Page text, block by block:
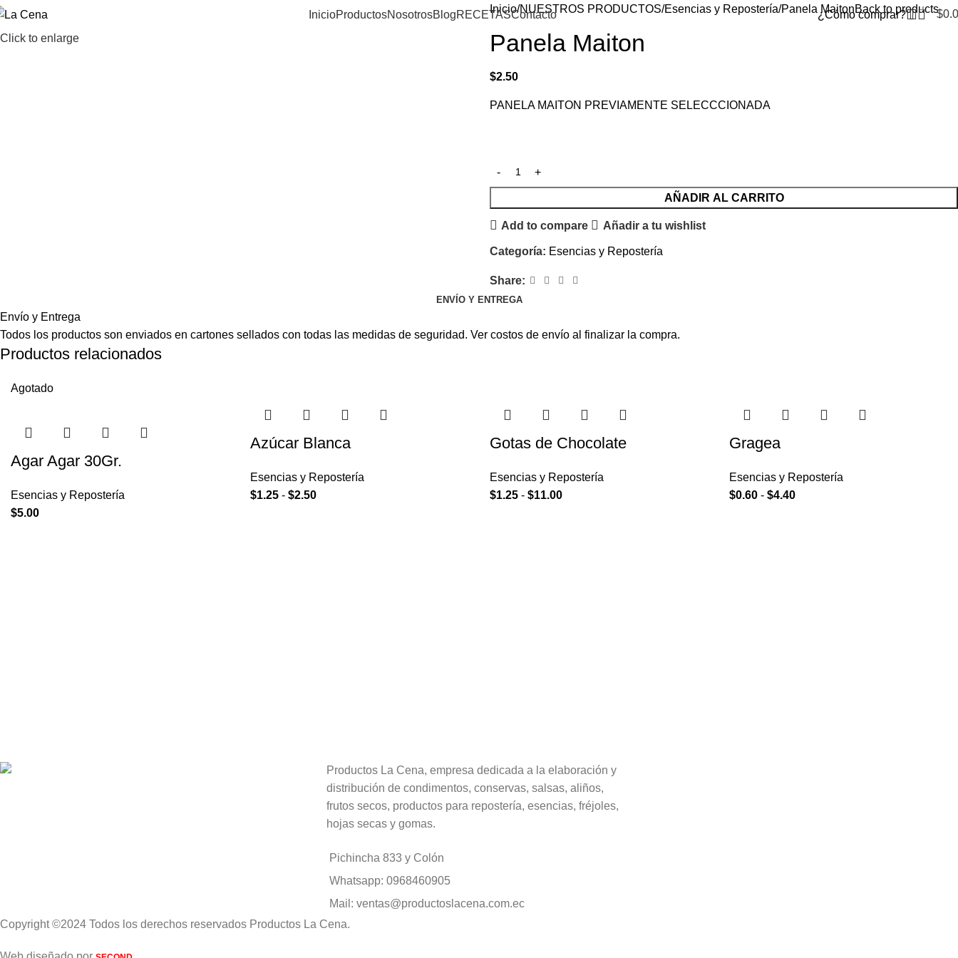
InicioProductosNosotrosBlogRECETASContacto ¿Cómo comprar? 0 $
Click to enlarge
Inicio NUESTROS PRODUCTOS Esencias y Repostería Panela MaitonBack to products
Panela Maiton
$2.50
PANELA MAITON PREVIAMENTE SELECCCIONADA
AÑADIR AL CARRITO
Add to compare Añadir a tu wishlist
Categoría: Esencias y Repostería
Share:
ENVÍO Y ENTREGA
Envío y Entrega
Todos los productos son enviados en cartones sellados con todas las medidas de seguridad. Ver costos de envío al finalizar la compra.
Productos relacionados
Agotado
Agar Agar 30Gr.
Esencias y Repostería
$5.00
Azúcar Blanca
Esencias y Repostería
$1.25 - $2.50
Gotas de Chocolate
Esencias y Repostería
$1.25 - $11.00
Gragea
Esencias y Repostería
$0.60 - $4.40
Productos La Cena, empresa dedicada a la elaboración y
distribución de condimentos, conservas, salsas, aliños,
frutos secos, productos para repostería, esencias, fréjoles,
hojas secas y gomas.
Pichincha 833 y Colón
Whatsapp: 0968460905
Mail: ventas@productoslacena.com.ec
Copyright ©2024 Todos los derechos reservados Productos La Cena.